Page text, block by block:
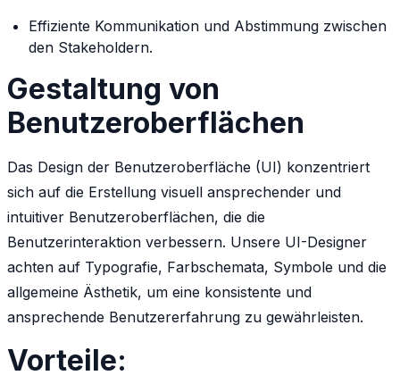
Effiziente Kommunikation und Abstimmung zwischen
den Stakeholdern.
Gestaltung von
Benutzeroberflächen
Das Design der Benutzeroberfläche (UI) konzentriert
sich auf die Erstellung visuell ansprechender und
intuitiver Benutzeroberflächen, die die
Benutzerinteraktion verbessern. Unsere UI-Designer
achten auf Typografie, Farbschemata, Symbole und die
allgemeine Ästhetik, um eine konsistente und
ansprechende Benutzererfahrung zu gewährleisten.
Vorteile: